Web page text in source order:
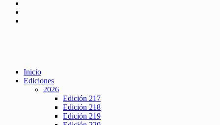
Inicio
Ediciones
2026
Edición 217
Edición 218
Edición 219